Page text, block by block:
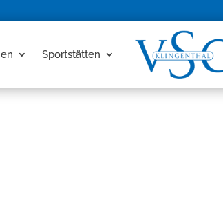
Sportstätten